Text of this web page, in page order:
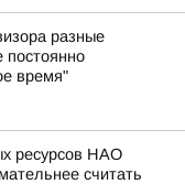
разные
постоянно
время"
ресурсов НАО
считать